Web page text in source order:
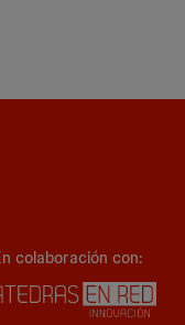
colaboración con: